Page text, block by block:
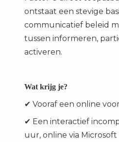
ontstaat een stevige
communicatief beleid
tussen informeren,
activeren.
Wat krijg je?
✔ Vooraf een online
✔ Een interactief
uur, online via Microsoft